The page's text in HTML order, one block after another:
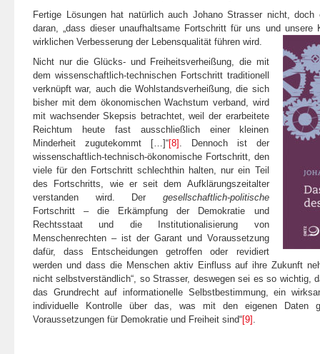
Fertige Lösungen hat natürlich auch Johano Strasser nicht, doch
daran, „dass dieser unaufhaltsame Fortschritt für uns und unsere
wirklichen Verbesserung der Lebensqualität führen wird.
Nicht nur die Glücks- und Freiheitsverheißung, die mit
dem wissenschaftlich-technischen Fortschritt traditionell
verknüpft war, auch die Wohlstandsverheißung, die sich
bisher mit dem ökonomischen Wachstum verband, wird
mit wachsender Skepsis betrachtet, weil der erarbeitete
Reichtum heute fast ausschließlich einer kleinen
Minderheit zugutekommt […]“[8] . Dennoch ist der
wissenschaftlich-technisch-ökonomische Fortschritt, den
viele für den Fortschritt schlechthin halten, nur ein Teil
des Fortschritts, wie er seit dem Aufklärungszeitalter
verstanden wird. Der gesellschaftlich-politische
Fortschritt – die Erkämpfung der Demokratie und
Rechtsstaat und die Institutionalisierung von
Menschenrechten – ist der Garant und Voraussetzung
dafür, dass Entscheidungen getroffen oder revidiert
werden und dass die Menschen aktiv Einfluss auf ihre Zukunft
nicht selbstverständlich“, so Strasser, deswegen sei es so wichtig,
das Grundrecht auf informationelle Selbstbestimmung, ein
individuelle Kontrolle über das, was mit den eigenen Daten
Voraussetzungen für Demokratie und Freiheit sind“[9] .